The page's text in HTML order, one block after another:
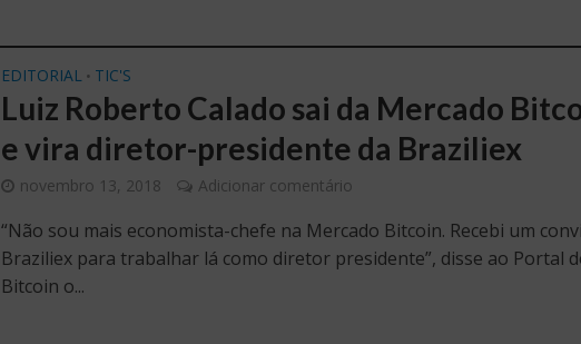
EDITORIAL • TIC'S
Luiz Roberto Calado sai da Mercado
e vira diretor-presidente da Braziliex
novembro 13, 2018 Adicionar comentário
“Não sou mais economista-chefe na Mercado Bitcoin. Recebi um
Braziliex para trabalhar lá como diretor presidente”, disse ao Portal
Bitcoin o...